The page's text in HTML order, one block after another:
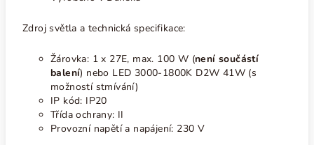
Zdroj světla a technická specifikace:
Žárovka: 1 x 27E, max. 100 W (není součástí
balení) nebo LED 3000-1800K D2W 41W (s
možností stmívání)
IP kód: IP20
Třída ochrany: II
Provozní napětí a napájení: 230 V